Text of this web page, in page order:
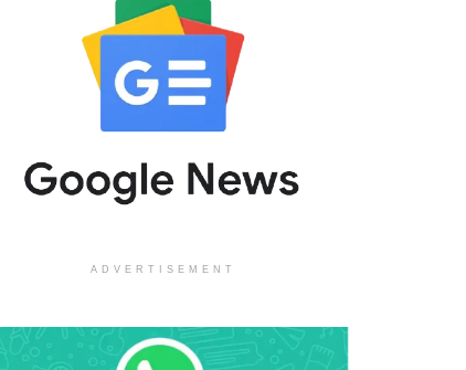
ADVERTISEMENT